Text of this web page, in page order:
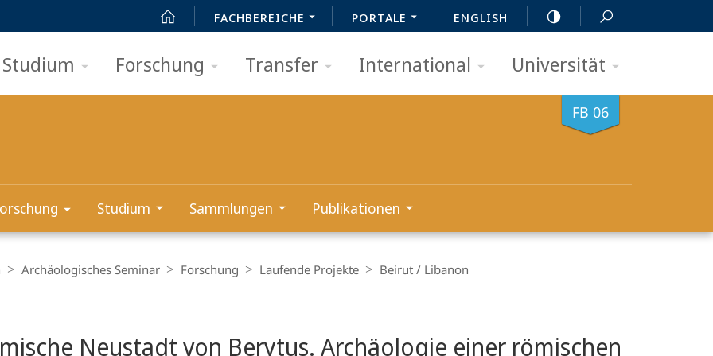
FACHBEREICHE PORTALE ENGLISH
Studium Forschung Transfer International Universität
FB 06
Studium Sammlungen Publikationen
Archäologisches Seminar Forschung Laufende Projekte Beirut / Libanon
Neustadt von Berytus. Archäologie einer römischen